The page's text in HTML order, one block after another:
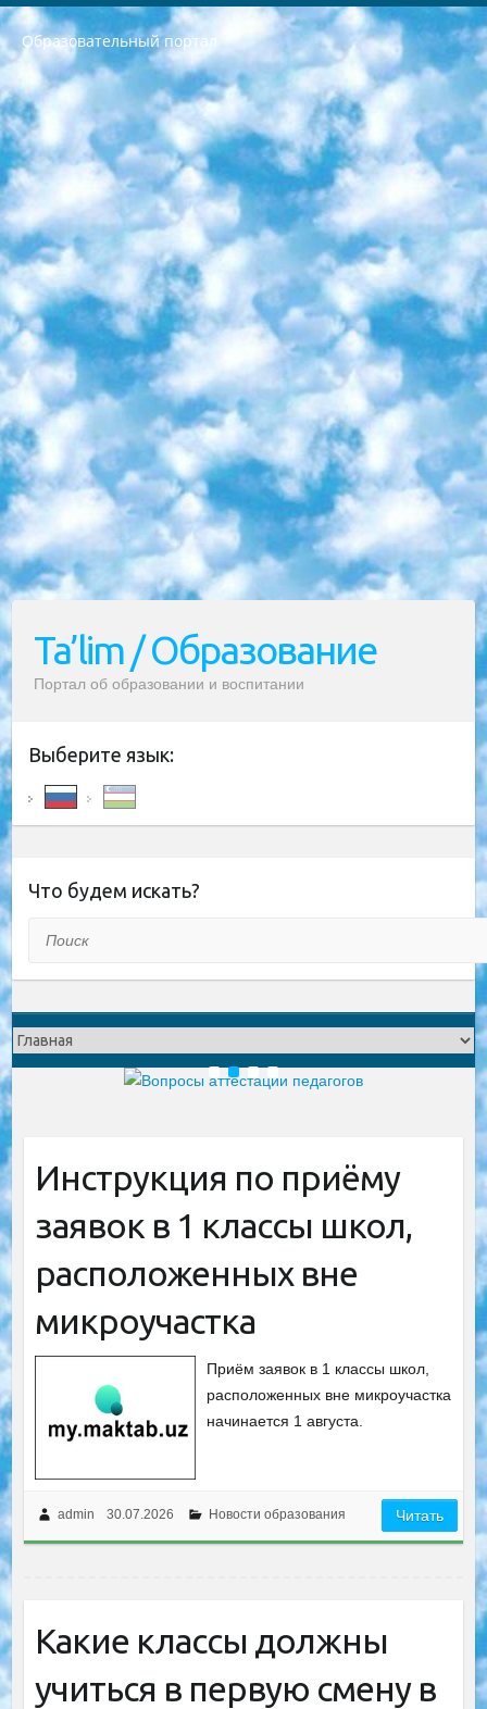
Образовательный портал
РЕСПУБЛИКА УЗБЕКИСТАН МИНИСТРЕРСТВО ДОШКОЛЬНОГО И ШКОЛЬНОГО ОБРАЗОВАНИЯ КОМАНДА в общеобразовательных учреждениях в 2023-2024 учебном году организация и проведение итоговой государственной аттестации обучающихся о Министра дошкольного и школьного образования Республики Узбекистан от 4 марта 2008 года (постановлением Минюста от 20 марта 2008 года № 1778 государственной регистрации) «Итоговое состояние учащихся общего среднего образования на основании положения об утверждении положения об аттестации общего среднего образования выпускной экзамен студентов в образовательных учреждениях в 2023-2024 учебном году В целях организации и прохождения аттестации приказываю: 1. Следующее: перечень предметов, по которым будет проводиться итоговая государственная аттестация и экзамен формы перевода согласно приложению 1; сертификаты международного образца, оценивающие уровень владения иностранными языками перечень согласно приложению 2; 2. Педагогический при специализированных образовательных учреждениях. научно-практический центр квалификации и международной оценки (Д.Давидова) 2024 г. До 25 марта: задания по предметам, по которым будет проводиться итоговая аттестация разработка и утверждение технических условий; итоговая аттестация на основании разработанного предметного задания разработка вопросов по предметам (устно и письменно), экзамен передача; общеобразовательные средние школы и специальные учебные заведения учащиеся выпускных классов школ и интернатов в агентской системе подготовка базы данных экзаменационных материалов и критериев оценки; перевод базы экзаменационных материалов на все языки обучения подать в Республиканский образовательный центр для изготовления; варианты экзаменов на основе разработанных контрольных материалов пусть будут поставлены задачи формирования. 3. Республиканский образовательный центр (Ш.Худайкулов) до 5 апреля 2024 года. до: база данных предоставленных экзаменационных материалов на все языки обучения перевод и экспертиза; для слепых, слабовидящих, глухих, слабослышащих и умственно отсталых детей учащиеся выпускных классов специализированных школ и школ-интернатов база данных экзаменационных материалов на всех преподаваемых языках подготовка критериев оценки; специализированные школы для умственно отсталых детей и технологии для учащихся выпускных классов школ-интернатов разработка соответствующих рекомендаций и критериев проведения ЕГЭ по естествознанию давать задания. 4. Педагогический при специализированных образовательных учреждениях. Научно-практический центр навыков и международной оценки (Д.Давидова), Республика образовательный центр (Худайкулов Ш.) итоговый государственный аттестационный экзамен ориентирован на творческое и логическое мышление при подготовке базы материалов учитывать введение заданий. 5. Следует отметить, что: сертификат государственного образца о знании общеобразовательного предмета и как минимум национальный уровень B1 по предметам на иностранных языках, указанным в Приложении 2. или международно признанный сертификат эквивалентного уровня студенты, изучающие определенный предмет, освобождаются от экзамена; по соответствующим предметам запланирована итоговая государственная аттестация за день до дня, путем жеребьевки Рабочей группой (в письменной форме по предметам, проводимым в форме) из числа сформированных вариантов выбрано 2 варианта; 2 выбранных варианта экзамена анонсированы на официальном сайте министерства и все выпускники по всей стране на основе этих вариантов проводит итоговую государственную аттестацию. 6. Государственное образование учащихся средних общеобразовательных учреждений. знания в соответствии с квалификационными требованиями, которые необходимо приобрести на основании стандартов итоговый (выпускной) контроль для 9 и 11 классов в целях тестирования Экзамены (далее – экзамены) состоят из предметов, перечисленных в приложении 1. будет сделано. 7. Экзамены пройдут с 26 мая по 15 июня 2024 г. (кроме науки физического воспитания). 8. Физическая для учащихся 9 классов общесредних образовательных учреждений. Экзамены по предмету «Образование, квалификация медицина» 1-6 мая 2024 года. сотрудники перевести под присмотр (с отклонениями в физическом или умственном развитии) специализированная школа для детей, школы-интернаты и со сколиозом школы-интернаты санаторного типа для больных детей исключены). 9. Он был слепым, слабовидящим и имел нарушения опорно-двигательного аппарата. экзамены в специализированных школах и интернатах для детей должны проводиться исходя из требований, предъявляемых к общеобразовательным учреждениям (физкультура кроме науки). 10. Специализированная школа для глухих и слабослышащих детей. и экзамены в интернатах и быть реализован в виде письменного теста по математике. 11. Специальность для умственно отсталых детей. Для 9 класса Родной язык и литературное письмо Государственный язык (язык обучения – узбекский). для неклассов) написано Математическое письмо Письменная/устная история Узбекистана Физическое воспитание практично Итоговый контроль Для 11 класса Написание родного языка и литературы (эссе) Математическое письмо Узбекский язык (обучение на узбекском языке) не посещающее общее среднее образование для учреждений)/Образовательное учреждение выбор письменный и устный Иностранный язык письменный/устный Письменная/устная история Узбекистана *По выбору студента:  Химия  Физика  Основы государственного права  География 10 бесплатных образовательных ресурсов - Мы составили подборку онлайн-проектов с интерактивными упражнениями, видеолекциями и статьями. Они помогут вам обрести новые и освежить старые знания бесплатно. 1. «ИНТУИТ» Старейшая образовательная площадка Рунета. Здесь вы найдёте сотни текстовых и видеокурсов на десятки различных тем — от программирования до психологии. Многие курсы подготовлены российскими университетами и крупными международными компаниями вроде Intel и Microsoft. Самостоятельное обучение бесплатное, но желающие могут оплатить услуги персональных наставников. 2. «Смартия» знакомит с актуальными профессиями и подсказывает, как им обучаться. Выбрав заинтересовавшую вас специальность — SMM-специалист, фотограф, веб-дизайнер или другую, — увидите список необходимых для неё умений. Чтобы вы могли освоить их самостоятельно, для каждого умения площадка отображает подборку ссылок на учебные материалы. Хотя «Смартия» ориентируется на русскоязычную аудиторию, часть контента всё же доступна только на английском. 3. «Лекторий Физтеха» Проект Московского физико-технического института (Физтеха). С его помощью вы можете смотреть онлайн серии лекций, записанные на видео в этом вузе. В числе доступных предметов — физика, биология, химия, информационные технологии и другие. К некоторым лекциям администрация ресурса прилагает готовые конспекты, которые можно скачивать в PDF-формате. 4. ITMOcourses Онлайн-площадка Санкт-Петербургского национального исследовательского университета информационных технологий, механики и оптики (ИТМО). Ресурс предоставляет свободный доступ к курсам, разработанным в этом вузе. Каталог материалов разбит на четыре категории: «Оптические системы и технологии», «Приборостроение и робототехника», «Информационные технологии» и «Биотехнологии». Курсы состоят из видеолекций, интерактивных демонстраций и заданий. 5. «КиберЛенинка» Электронная научная библиотека открытого доступа. Каталог площадки регулярно обрастает текстами статей из различных научных изданий. Сгруппированные по журналам и рубрикам публикации можно читать онлайн или скачивать целиком в PDF-формате. Проект нацелен на популяризацию науки за счёт открытого доступа к качественной информации. 6. «ПостНаука» На этом ресурсе публикуют подборки видеолекций, составленные экспертами из разных отраслей и объединённые общими темами. Среди них, к примеру, есть серии «Биоинформатика и геномика», «Культура средневековой Скандинавии» и Cinema Studies о теории кино. Каждая подборка лекций — логически связанная история, рассказанная экспертом от первого лица. Кроме того, на сайте появляются научно-образовательные статьи и тесты на разные темы. 7. «Newочём» Команда проекта «Newочём» отбирает самые интересные тексты из англоязычных СМИ и переводит те из них, за которые голосуют участники сообщества «ВКонтакте». По большей части это научно-популярные статьи. Редакторы придумывают лишь заголовки, в остальном содержание переводов соответствует оригиналам. Полные тексты можно читать прямо в социальной сети. 8. InternetUrok Онлайн-база материалов по основным дисциплинам школьной программы. Информация на сайте структурирована по классам, предметам и темам (урокам). Каждый урок состоит из видеолекций и конспектов. Есть также интерактивные тренажёры и тесты для закрепления пройденного материала. Даже если вы давно окончили школу, возможность повторить программу старших классов всегда может пригодиться. 9. Edutainme Ещё один ресурс об образовании. В отличие от Newtonew, как мне кажется, Edutainme больше ориентируется на представителей индустрии: педагогов, предпринимателей, разработчиков образовательных проектов. Но и любой, кто просто стремится к саморазвитию, найдёт на сайте много полезного и интересного для себя. Например, информацию о новых курсах и образовательных сервисах. 10. Newtonew Онлайн-медиа об образовании и обучении в широком смысле. Авторы Newtonew пишут об инструментах, заведениях, тактиках и стратегиях, которые помогают учить других и получать новые знания самостоятельно. На этой площадке вы найдёте новости, обзоры, аналитические мат
Ta’lim / Образование
Портал об образовании и воспитании
Выберите язык:
Что будем искать?
1 2 3 4
Инструкция по приёму
заявок в 1 классы школ,
расположенных вне
микроучастка
Приём заявок в 1 классы школ,
расположенных вне микроучастка
начинается 1 августа.
admin 30.07.2026 Новости образования Читать
Какие классы должны
учиться в первую смену в